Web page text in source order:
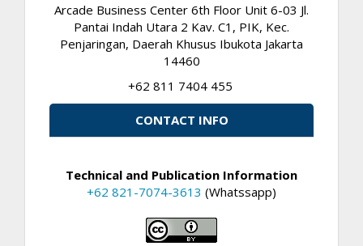
Arcade Business Center 6th Floor Unit 6-03 Jl.
Pantai Indah Utara 2 Kav. C1, PIK, Kec.
Penjaringan, Daerah Khusus Ibukota Jakarta
14460
+62 811 7404 455
CONTACT INFO
Technical and Publication Information
+62 821-7074-3613 (Whatssapp)